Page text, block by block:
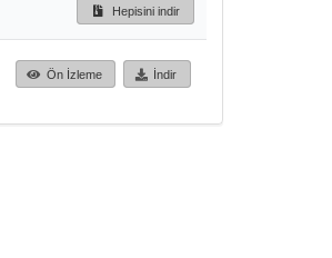
Hepisini indir
Ön İzleme İndir